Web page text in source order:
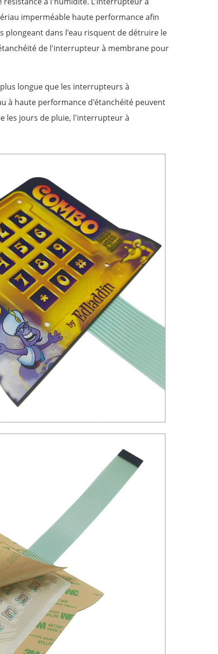
imperméable haute performance afin
plongeant dans l'eau risquent de détruire le
de l'interrupteur à membrane pour
longue que les interrupteurs à
à haute performance d'étanchéité peuvent
les jours de pluie, l'interrupteur à